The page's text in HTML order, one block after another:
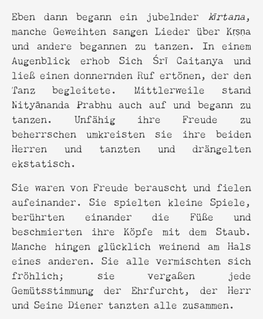
Eben dann begann ein jubelnder kīrtana,
manche Geweihten sangen Lieder über Kṛṣṇa
und andere begannen zu tanzen. In einem
Augenblick erhob Sich Śrī Caitanya und
ließ einen donnernden Ruf ertönen, der den
Tanz begleitete. Mittlerweile stand
Nityānanda Prabhu auch auf und begann zu
tanzen. Unfähig ihre Freude zu
beherrschen umkreisten sie ihre beiden
Herren und tanzten und drängelten
ekstatisch.
Sie waren von Freude berauscht und fielen
aufeinander. Sie spielten kleine Spiele,
berührten einander die Füße und
beschmierten ihre Köpfe mit dem Staub.
Manche hingen glücklich weinend am Hals
eines anderen. Sie alle vermischten sich
fröhlich; sie vergaßen jede
Gemütsstimmung der Ehrfurcht, der Herr
und Seine Diener tanzten alle zusammen.